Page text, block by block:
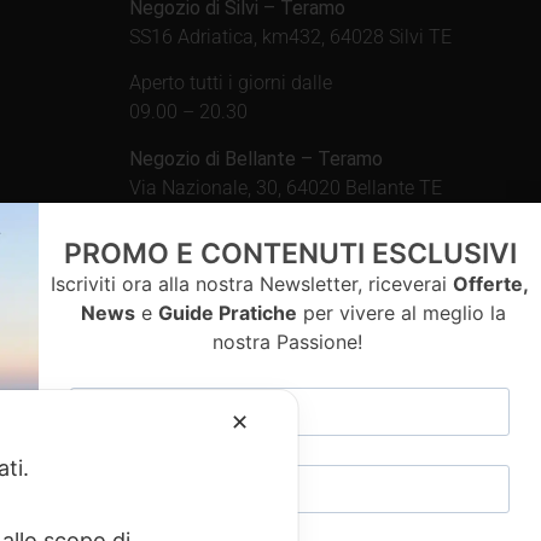
Negozio di Silvi – Teramo
SS16 Adriatica, km432, 64028 Silvi TE
Aperto tutti i giorni dalle
09.00 – 20.30
Negozio di Bellante – Teramo
Via Nazionale, 30, 64020 Bellante TE
09.00 – 13.00 / 15.30 – 19.30
✕
PROMO E CONTENUTI ESCLUSIVI
Iscriviti ora alla nostra Newsletter, riceverai Offerte,
Newse Guide Pratiche per vivere al meglio la
nostra Passione!